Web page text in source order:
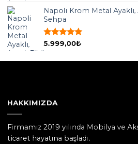
aldı
Napoli Krom Metal Ayaklı,
Sehpa
5 üzerinden
5.999,00₺
HAKKIMIZDA
Firmamız 2019 yılında Mobilya ve
ticaret hayatına başladı.